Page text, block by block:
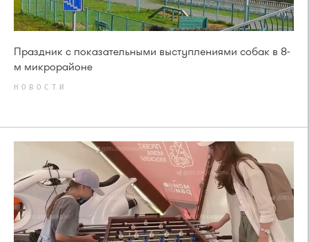
Праздник с показательными выступлениями собак в 8-
м микрорайоне
НОВОСТИ